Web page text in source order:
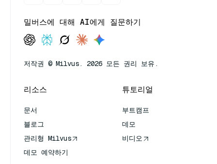
밀버스에 대해 AI에게 질문하기
저작권 © Milvus. 2026 모든 권리 보유.
리소스
문서
블로그
관리형 Milvus
데모 예약하기
튜토리얼
부트캠프
데모
비디오